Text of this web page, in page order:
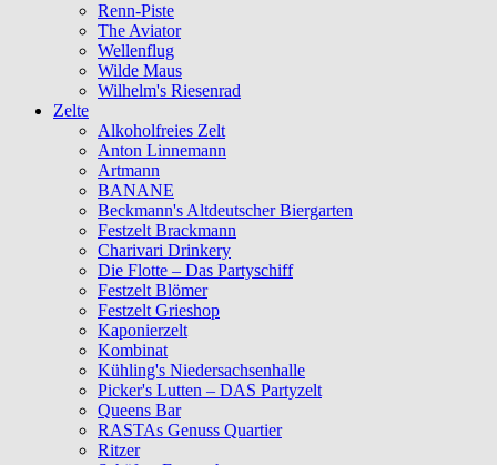
Renn-Piste
The Aviator
Wellenflug
Wilde Maus
Wilhelm's Riesenrad
Zelte
Alkoholfreies Zelt
Anton Linnemann
Artmann
BANANE
Beckmann's Altdeutscher Biergarten
Festzelt Brackmann
Charivari Drinkery
Die Flotte – Das Partyschiff
Festzelt Blömer
Festzelt Grieshop
Kaponierzelt
Kombinat
Kühling's Niedersachsenhalle
Picker's Lutten – DAS Partyzelt
Queens Bar
RASTAs Genuss Quartier
Ritzer